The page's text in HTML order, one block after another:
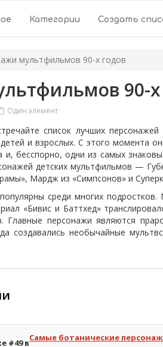
Категории Создать
мультфильмов 90-х годов
90-х
Один элемент
список лучших
и взрослых. С этого момента
бесспорно, одни из самых
детских мультфильмов —
Мардж из «Симпсонов» и
среди многих
«Бивис и Баттхед»
Главные персонажи являются
создавались необычайные
#49 вСамые ботанические